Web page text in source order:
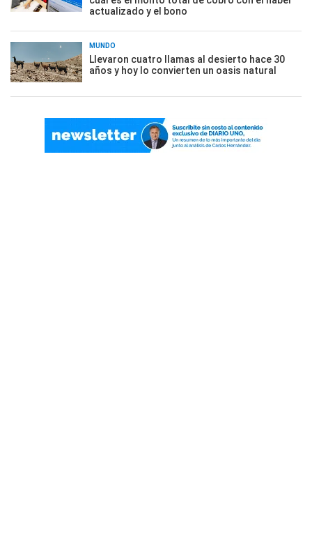
actualizado y el bono
MUNDO
Llevaron cuatro llamas al desierto hace 30
años y hoy lo convierten un oasis natural